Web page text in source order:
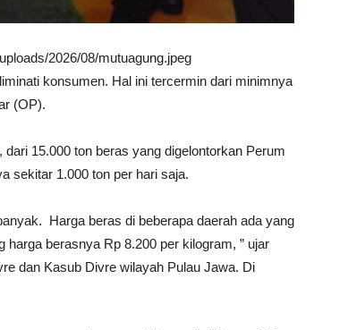
2026/08/mutuagung.jpeg
konsumen. Hal ini tercermin dari minimnya
(OP).
15.000 ton beras yang digelontorkan Perum
sekitar 1.000 ton per hari saja.
Harga beras di beberapa daerah ada yang
berasnya Rp 8.200 per kilogram, ” ujar
dan Kasub Divre wilayah Pulau Jawa. Di